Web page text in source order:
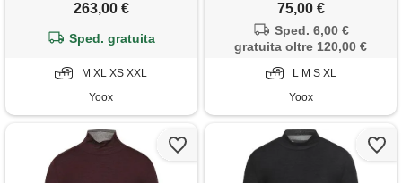
263,00 €
Sped. gratuita
M XL XS XXL
Yoox
75,00 €
Sped. 6,00 €
gratuita oltre 120,00 €
L M S XL
Yoox